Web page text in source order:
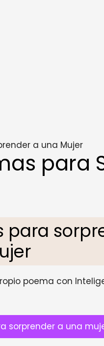
a una Mujer
para
para
poema con
sorprender a una